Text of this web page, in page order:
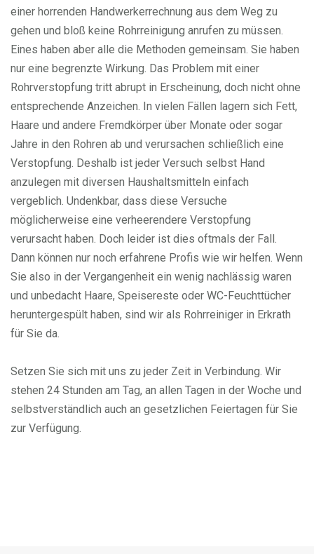
einer horrenden Handwerkerrechnung aus dem Weg zu
gehen und bloß keine Rohrreinigung anrufen zu müssen.
Eines haben aber alle die Methoden gemeinsam. Sie haben
nur eine begrenzte Wirkung. Das Problem mit einer
Rohrverstopfung tritt abrupt in Erscheinung, doch nicht ohne
entsprechende Anzeichen. In vielen Fällen lagern sich Fett,
Haare und andere Fremdkörper über Monate oder sogar
Jahre in den Rohren ab und verursachen schließlich eine
Verstopfung. Deshalb ist jeder Versuch selbst Hand
anzulegen mit diversen Haushaltsmitteln einfach
vergeblich. Undenkbar, dass diese Versuche
möglicherweise eine verheerendere Verstopfung
verursacht haben. Doch leider ist dies oftmals der Fall.
Dann können nur noch erfahrene Profis wie wir helfen. Wenn
Sie also in der Vergangenheit ein wenig nachlässig waren
und unbedacht Haare, Speisereste oder WC-Feuchttücher
heruntergespült haben, sind wir als Rohrreiniger in Erkrath
für Sie da.
Setzen Sie sich mit uns zu jeder Zeit in Verbindung. Wir
stehen 24 Stunden am Tag, an allen Tagen in der Woche und
selbstverständlich auch an gesetzlichen Feiertagen für Sie
zur Verfügung.